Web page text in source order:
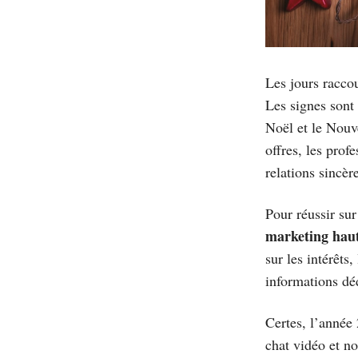
Les jours
Les signes
Noël et le
offres, les
relations
Pour réussir
marketing
sur les
informations
Certes,
chat vidéo et